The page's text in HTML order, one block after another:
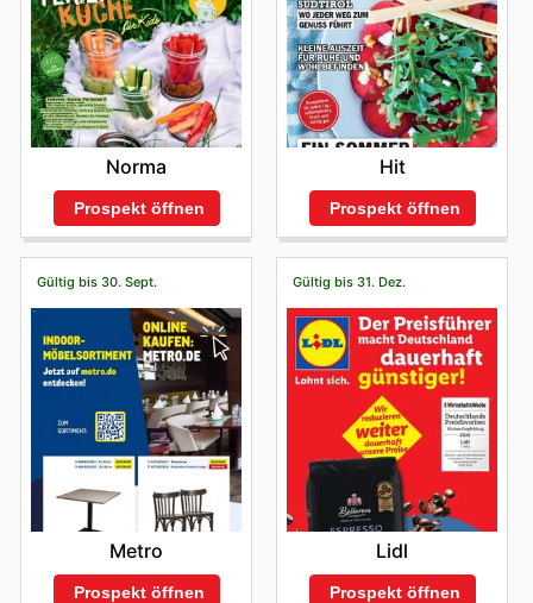
Norma
Prospekt öffnen
Hit
Prospekt öffnen
Gültig bis 30. Sept.
Metro
Prospekt öffnen
Gültig bis 31. Dez.
Lidl
Prospekt öffnen